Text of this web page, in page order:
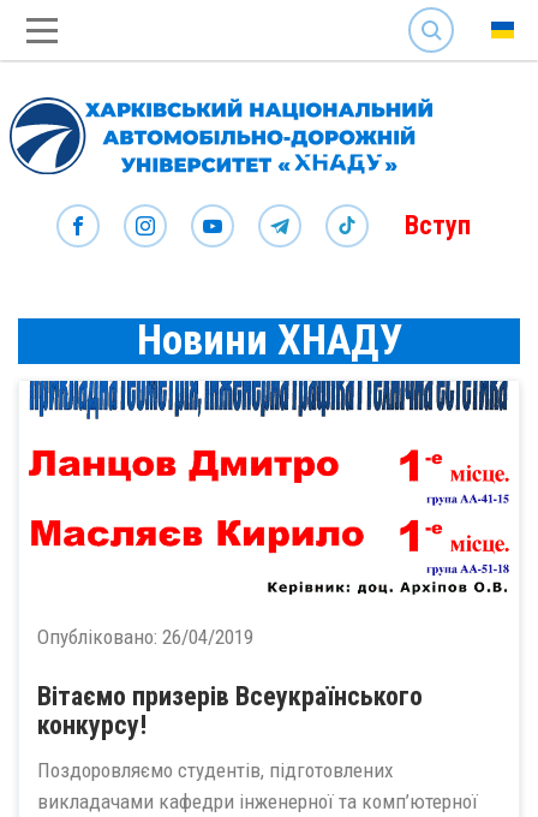
SEARCH
Вступ
Новини ХНАДУ
Опубліковано: 26/04/2019
Вітаємо призерів Всеукраїнського
конкурсу!
Поздоровляємо студентів, підготовлених
викладачами кафедри інженерної та комп’ютерної